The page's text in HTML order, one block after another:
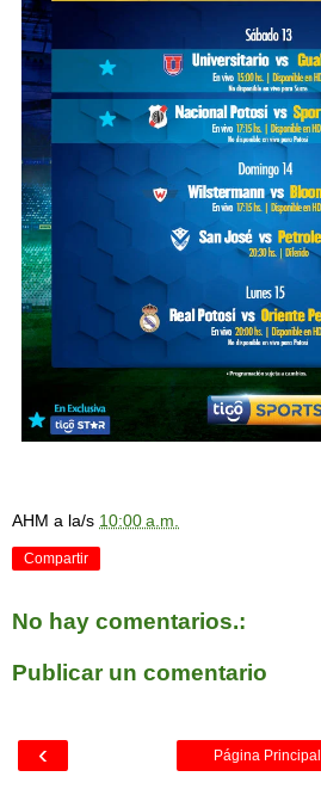
AHM a la/s 10:00 a.m.
Compartir
No hay comentarios.:
Publicar un comentario
‹ Página Principal